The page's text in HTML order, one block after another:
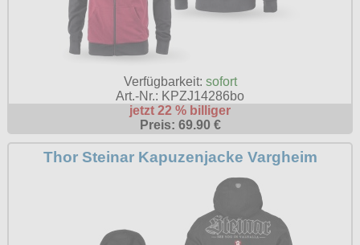
Verfügbarkeit: sofort
Art.-Nr.: KPZJ14286bo
jetzt 22 % billiger
Preis: 69.90 €
Thor Steinar Kapuzenjacke Vargheim